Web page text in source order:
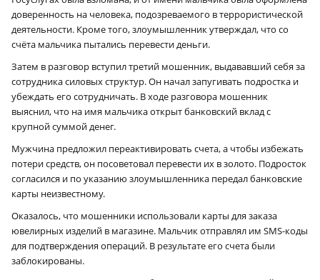
доверенность на человека, подозреваемого в террористической
деятельности. Кроме того, злоумышленник утверждал, что со
счёта мальчика пытались перевести деньги.
Затем в разговор вступил третий мошенник, выдававший себя за
сотрудника силовых структур. Он начал запугивать подростка и
убеждать его сотрудничать. В ходе разговора мошенник
выяснил, что на имя мальчика открыт банковский вклад с
крупной суммой денег.
Мужчина предложил переактивировать счета, а чтобы избежать
потери средств, он посоветовал перевести их в золото. Подросток
согласился и по указанию злоумышленника передал банковские
карты неизвестному.
Оказалось, что мошенники использовали карты для заказа
ювелирных изделий в магазине. Мальчик отправлял им SMS-коды
для подтверждения операций. В результате его счета были
заблокированы.